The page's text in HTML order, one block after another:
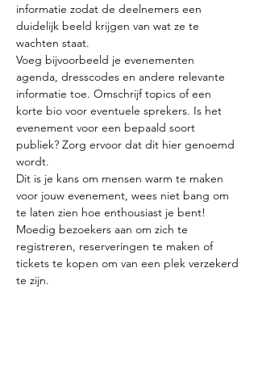
informatie zodat de deelnemers een
duidelijk beeld krijgen van wat ze te
Voeg bijvoorbeeld je evenementen
agenda, dresscodes en andere relevante
informatie toe. Omschrijf topics of een
korte bio voor eventuele sprekers. Is het
evenement voor een bepaald soort
publiek? Zorg ervoor dat dit hier genoemd
Dit is je kans om mensen warm te maken
voor jouw evenement, wees niet bang om
te laten zien hoe enthousiast je bent!
Moedig bezoekers aan om zich te
registreren, reserveringen te maken of
tickets te kopen om van een plek verzekerd
te zijn.